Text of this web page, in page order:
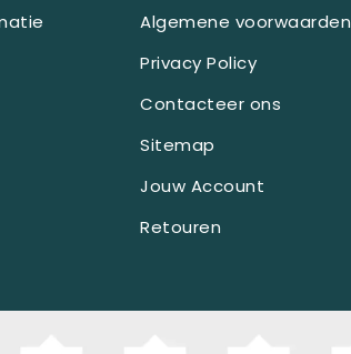
Algemene voorwaarden
Privacy Policy
Contacteer ons
Sitemap
Jouw Account
Retouren